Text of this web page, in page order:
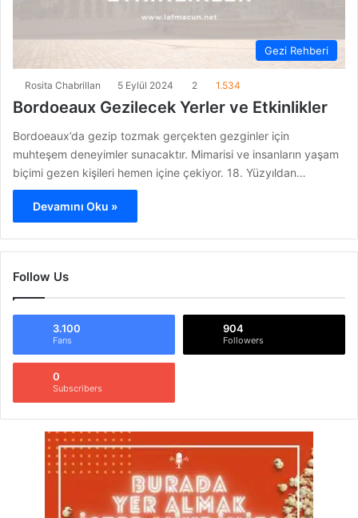
Gezi Rehberi
Rosita Chabrillan 5 Eylül 2024 2 1.534
Bordoeaux Gezilecek Yerler ve Etkinlikler
Bordoeaux’da gezip tozmak gerçekten gezginler için
muhteşem deneyimler sunacaktır. Mimarisi ve insanların yaşam
biçimi gezen kişileri hemen içine çekiyor. 18. Yüzyıldan…
Devamını Oku »
Follow Us
3.100
Fans
904
Followers
0
Subscribers